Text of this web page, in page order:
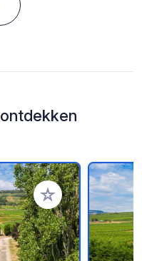
Voeg toe aan je